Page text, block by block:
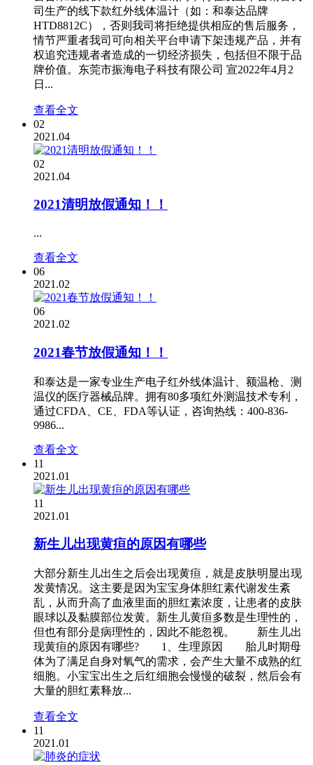
司生产的线下款红外线体温计（如：和泰达品牌
HTD8812C），否则我司将拒绝提供相应的售后服务，
情节严重者我司可向相关平台申请下架违规产品，并有
权追究违规者者造成的一切经济损失，包括但不限于品
牌价值。东莞市振海电子科技有限公司 宣2022年4月2
日...
查看全文
02
2021.04
02
2021.04
2021清明放假通知！！
...
查看全文
06
2021.02
06
2021.02
2021春节放假通知！！
和泰达是一家专业生产电子红外线体温计、额温枪、测
温仪的医疗器械品牌。拥有80多项红外测温技术专利，
通过CFDA、CE、FDA等认证，咨询热线：400-836-
9986...
查看全文
11
2021.01
11
2021.01
新生儿出现黄疸的原因有哪些
大部分新生儿出生之后会出现黄疸，就是皮肤明显出现
发黄情况。这主要是因为宝宝身体胆红素代谢发生紊
乱，从而升高了血液里面的胆红素浓度，让患者的皮肤
眼球以及黏膜部位发黄。新生儿黄疸多数是生理性的，
但也有部分是病理性的，因此不能忽视。 新生儿出
现黄疸的原因有哪些? 1、生理原因 胎儿时期母
体为了满足自身对氧气的需求，会产生大量不成熟的红
细胞。小宝宝出生之后红细胞会慢慢的破裂，然后会有
大量的胆红素释放...
查看全文
11
2021.01